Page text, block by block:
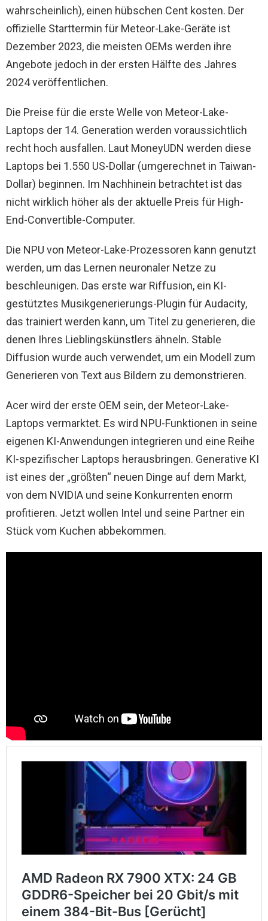
wahrscheinlich), einen hübschen Cent kosten. Der
offizielle Starttermin für Meteor-Lake-Geräte ist
Dezember 2023, die meisten OEMs werden ihre
Angebote jedoch in der ersten Hälfte des Jahres
2024 veröffentlichen.
Die Preise für die erste Welle von Meteor-Lake-
Laptops der 14. Generation werden voraussichtlich
recht hoch ausfallen. Laut MoneyUDN werden diese
Laptops bei 1.550 US-Dollar (umgerechnet in Taiwan-
Dollar) beginnen. Im Nachhinein betrachtet ist das
nicht wirklich höher als der aktuelle Preis für High-
End-Convertible-Computer.
Die NPU von Meteor-Lake-Prozessoren kann genutzt
werden, um das Lernen neuronaler Netze zu
beschleunigen. Das erste war Riffusion, ein KI-
gestütztes Musikgenerierungs-Plugin für Audacity,
das trainiert werden kann, um Titel zu generieren, die
denen Ihres Lieblingskünstlers ähneln. Stable
Diffusion wurde auch verwendet, um ein Modell zum
Generieren von Text aus Bildern zu demonstrieren.
Acer wird der erste OEM sein, der Meteor-Lake-
Laptops vermarktet. Es wird NPU-Funktionen in seine
eigenen KI-Anwendungen integrieren und eine Reihe
KI-spezifischer Laptops herausbringen. Generative KI
ist eines der „größten“ neuen Dinge auf dem Markt,
von dem NVIDIA und seine Konkurrenten enorm
profitieren. Jetzt wollen Intel und seine Partner ein
Stück vom Kuchen abbekommen.